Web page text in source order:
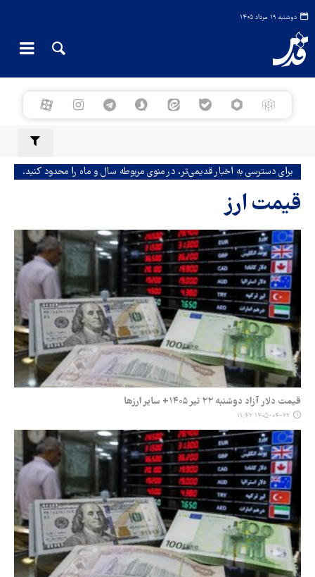
دوشنبه ۱۹ مرداد ۱۴۰۵
برای دسترسی به اخبار قدیمی‌تر، در منوی مربوطه سال و ماه را محدود کنید.
قیمت ارز
قیمت دلار آزاد دوشنبه ۲۲ تیر ۱۴۰۵+ سایر ارزها
۱۴۰۵-۰۴-۲۲ ۱۱:۴۲